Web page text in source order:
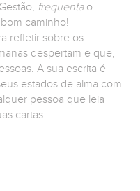
frequentao
caminho!
refletir sobre os
despertam e que,
A sua escrita é
estados de alma com
pessoa que leia
cartas.